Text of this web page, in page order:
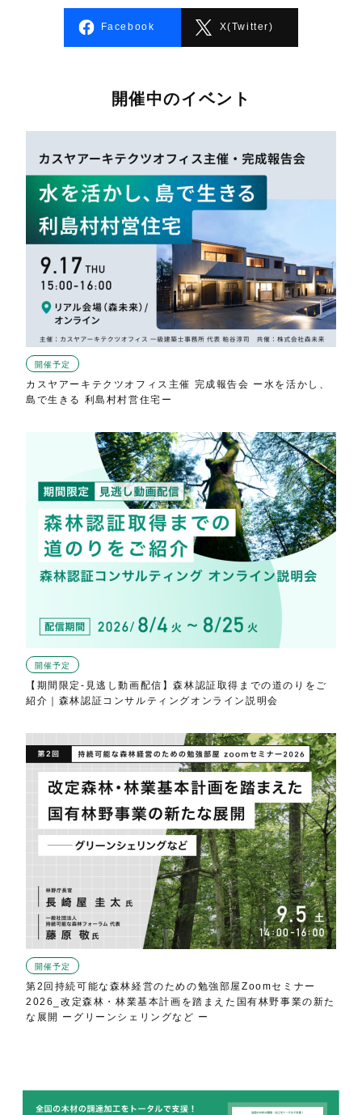
Facebook X(Twitter)
開催中のイベント
開催予定
カスヤアーキテクツオフィス主催 完成報告会 ー水を活かし、
島で生きる 利島村村営住宅ー
開催予定
【期間限定-見逃し動画配信】森林認証取得までの道のりをご
紹介｜森林認証コンサルティングオンライン説明会
開催予定
第2回持続可能な森林経営のための勉強部屋Zoomセミナー
2026_改定森林・林業基本計画を踏まえた国有林野事業の新た
な展開 ーグリーンシェリングなど ー